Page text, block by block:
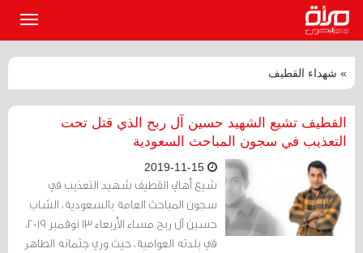
» شهداء القطيف
القطيف تشيع الشهيد حسين آل ربح الذي قتل تحت
التعذيب في سجون المباحث السعودية
شيع أهالي القطيف شهيد التعذيب في
سجون المباحث العامة بالسعودية، الشاب
حسين آل ربح مساء الأربعاء 13 نوفمبر 2019،
في بلدته العوامية، حيث وري جثمانه الطاهر